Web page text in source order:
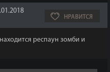
НРАВИТСЯ
респаун зомби и